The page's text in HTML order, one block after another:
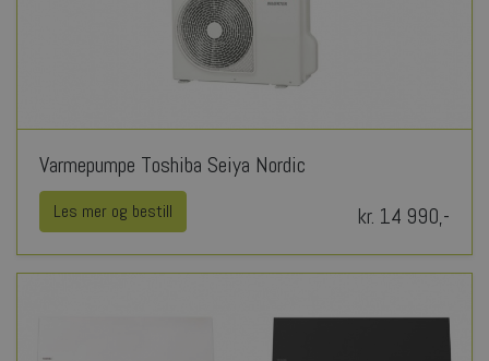
Varmepumpe Toshiba Seiya Nordic
Les mer og bestill kr. 14 990,-